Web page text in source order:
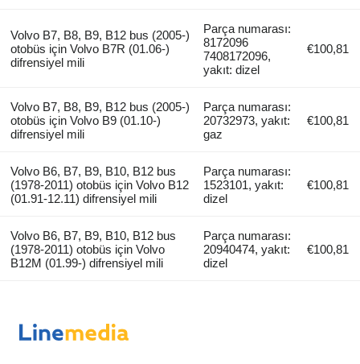
Volvo B7, B8, B9, B12 bus (2005-)
otobüs için Volvo B7R (01.06-)
difrensiyel mili
Parça numarası:
8172096
7408172096,
yakıt: dizel
€100,81
Volvo B7, B8, B9, B12 bus (2005-)
otobüs için Volvo B9 (01.10-)
difrensiyel mili
Parça numarası:
20732973, yakıt:
gaz
€100,81
Volvo B6, B7, B9, B10, B12 bus
(1978-2011) otobüs için Volvo B12
(01.91-12.11) difrensiyel mili
Parça numarası:
1523101, yakıt:
dizel
€100,81
Volvo B6, B7, B9, B10, B12 bus
(1978-2011) otobüs için Volvo
B12M (01.99-) difrensiyel mili
Parça numarası:
20940474, yakıt:
dizel
€100,81